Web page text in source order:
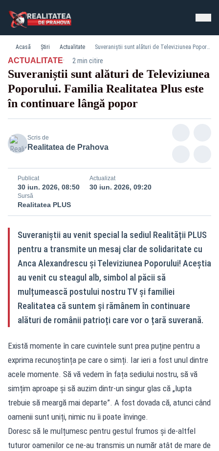
Acasă Știri Actualitate Suveraniștii sunt alături de Televiziunea Poporului. Familia Realitatea Plus este în continuare lângă popor
ACTUALITATE· 2 min citire
Suveraniștii sunt alături de Televiziunea
Poporului. Familia Realitatea Plus este
în continuare lângă popor
Scris de
Realitatea de Prahova
Publicat
30 iun. 2026, 08:50
Actualizat
30 iun. 2026, 09:20
Sursă
Realitatea PLUS
Suveraniștii au venit special la sediul Realității PLUS
pentru a transmite un mesaj clar de solidaritate cu
Anca Alexandrescu și Televiziunea Poporului! Aceștia
au venit cu steagul alb, simbol al păcii să
mulțumească postului nostru TV și familiei
Realitatea că suntem și rămânem în continuare
alături de românii patrioți care vor o țară suverană.
Există momente în care cuvintele sunt prea puține pentru a
exprima recunoștința pe care o simți. Iar ieri a fost unul dintre
acele momente. Să vă vedem în fața sediului nostru, să vă
simțim aproape și să auzim dintr-un singur glas că „lupta
trebuie să meargă mai departe”. A fost dovada că, atunci când
oamenii sunt uniți, nimic nu îi poate învinge.
Doresc să le mulțumesc pentru gestul frumos și de-altfel
tuturor oamenilor ce ne-au transmis un număr atât de mare de